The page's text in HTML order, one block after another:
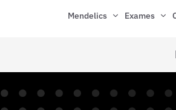
Mendelics Exames